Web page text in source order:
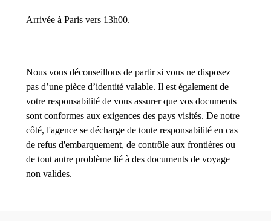
Arrivée à Paris vers 13h00.
Nous vous déconseillons de partir si vous ne disposez
pas d’une pièce d’identité valable. Il est également de
votre responsabilité de vous assurer que vos documents
sont conformes aux exigences des pays visités. De notre
côté, l'agence se décharge de toute responsabilité en cas
de refus d'embarquement, de contrôle aux frontières ou
de tout autre problème lié à des documents de voyage
non valides.